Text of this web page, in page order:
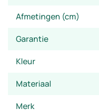
Afmetingen (cm)
Garantie
Kleur
Materiaal
Merk